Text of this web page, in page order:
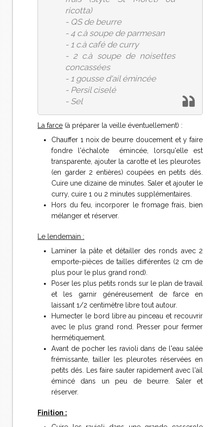
ricotta)
- QS de beurre
- 4 c.à soupe de parmesan
- 1 c.à café de curry
- 2 c.à soupe de noisettes
concassées
- 1 gousse d'ail émincée
- Persil ciselé
- Sel
La farce (à préparer la veille éventuellement) :
Chauffer 1 noix de beurre doucement et y faire
fondre l'échalote émincée, lorsqu'elle est
transparente, ajouter la carotte et les pleurotes
(en garder 2 entières) coupées en petits dés.
Cuire une dizaine de minutes. Saler et ajouter le
curry, cuire 1 ou 2 minutes supplémentaires.
Hors du feu, incorporer le fromage frais, bien
mélanger et réserver.
Le lendemain :
Laminer la pâte et détailler des ronds avec 2
emporte-pièces de tailles différentes (2 cm de
plus pour le plus grand rond).
Poser les plus petits ronds sur le plan de travail
et les garnir généreusement de farce en
laissant 1/2 centimètre libre tout autour.
Humecter le bord libre au pinceau et recouvrir
avec le plus grand rond. Presser pour fermer
hermétiquement.
Avant de pocher les ravioli dans de l'eau salée
frémissante, tailler les pleurotes réservées en
petits dés. Les faire sauter rapidement avec l'ail
émincé dans un peu de beurre. Saler et
réserver.
Finition :